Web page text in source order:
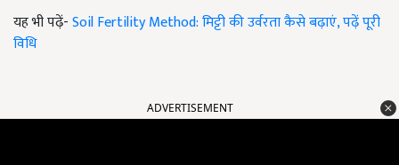
यह भी पढ़ें-Soil Fertility Method: मिट्टी की उर्वरता कैसे बढ़ाएं, पढ़ें पूरी
विधि
ADVERTISEMENT